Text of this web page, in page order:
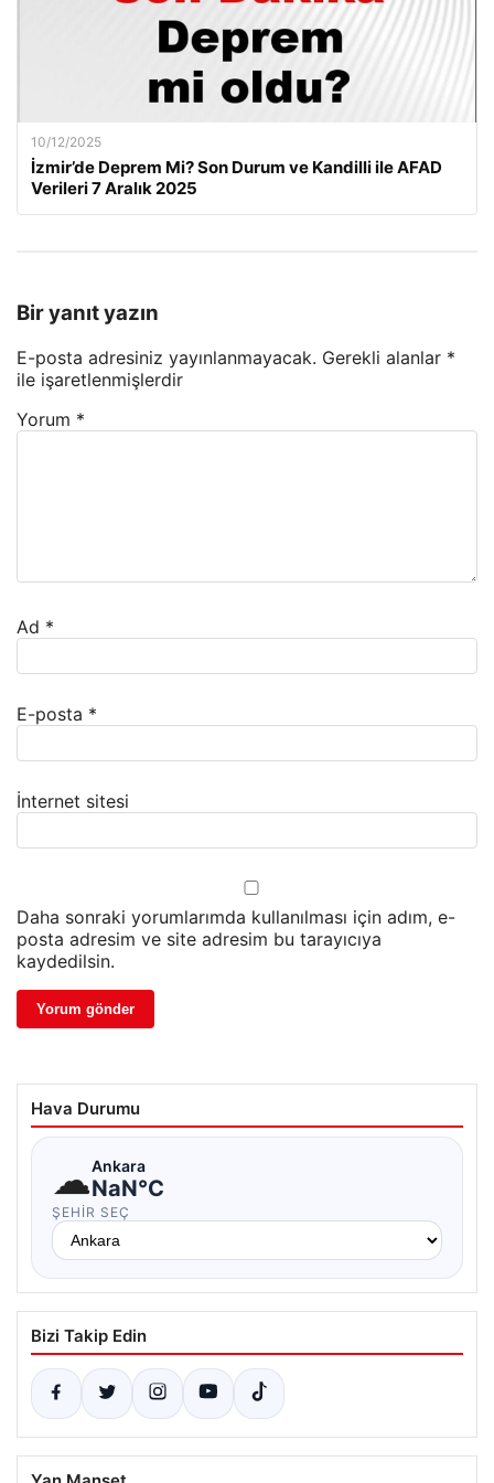
10/12/2025
İzmir’de Deprem Mi? Son Durum ve Kandilli ile AFAD
Verileri 7 Aralık 2025
Bir yanıt yazın
E-posta adresiniz yayınlanmayacak. Gerekli alanlar *
ile işaretlenmişlerdir
Yorum *
Ad *
E-posta *
İnternet sitesi
Daha sonraki yorumlarımda kullanılması için adım, e-
posta adresim ve site adresim bu tarayıcıya
kaydedilsin.
Hava Durumu
☁Ankara
NaN°C
ŞEHIR SEÇ
Bizi Takip Edin